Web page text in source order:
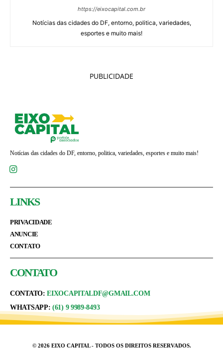
https://eixocapital.com.br
Notícias das cidades do DF, entorno, politica, variedades,
esportes e muito mais!
PUBLICIDADE
Notícias das cidades do DF, entorno, politica, variedades, esportes e muito mais!
LINKS
PRIVACIDADE
ANUNCIE
CONTATO
CONTATO
CONTATO:EIXOCAPITALDF@GMAIL.COM
WHATSAPP: (61) 9 9989-8493
© 2026 EIXO CAPITAL - TODOS OS DIREITOS RESERVADOS.